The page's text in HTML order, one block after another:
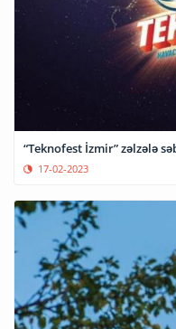
“Teknofest İzmir” zəlzələ
17-02-2023